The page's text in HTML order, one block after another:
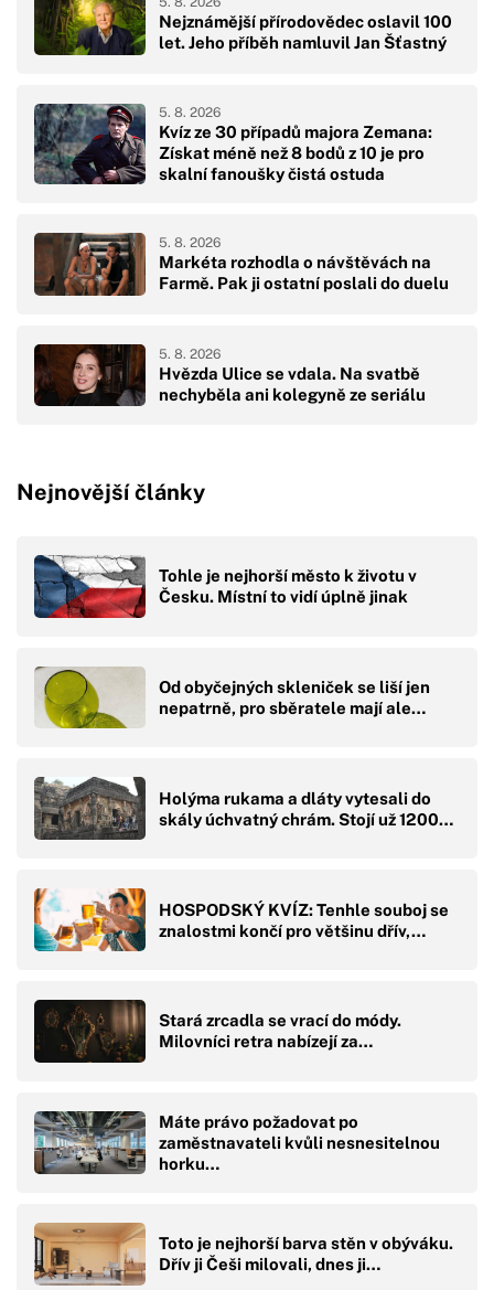
Nejznámější přírodovědec oslavil 100
let. Jeho příběh namluvil Jan Šťastný
Kvíz ze 30 případů majora Zemana:
Získat méně než 8 bodů z 10 je pro
skalní fanoušky čistá ostuda
5. 8. 2026
Markéta rozhodla o návštěvách na
Farmě. Pak ji ostatní poslali do duelu
5. 8. 2026
Hvězda Ulice se vdala. Na svatbě
nechyběla ani kolegyně ze seriálu
5. 8. 2026
Nejnovější články
Tohle je nejhorší město k životu v
Česku. Místní to vidí úplně jinak
Od obyčejných skleniček se liší jen
nepatrně, pro sběratele mají ale…
Holýma rukama a dláty vytesali do
skály úchvatný chrám. Stojí už 1200…
HOSPODSKÝ KVÍZ: Tenhle souboj se
znalostmi končí pro většinu dřív,…
Stará zrcadla se vrací do módy.
Milovníci retra nabízejí za…
Máte právo požadovat po
zaměstnavateli kvůli nesnesitelnou
horku…
Toto je nejhorší barva stěn v obýváku.
Dřív ji Češi milovali, dnes ji…